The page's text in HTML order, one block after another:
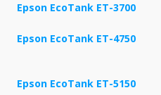
Epson EcoTank ET-3700
Epson EcoTank ET-4750
Epson EcoTank ET-5150